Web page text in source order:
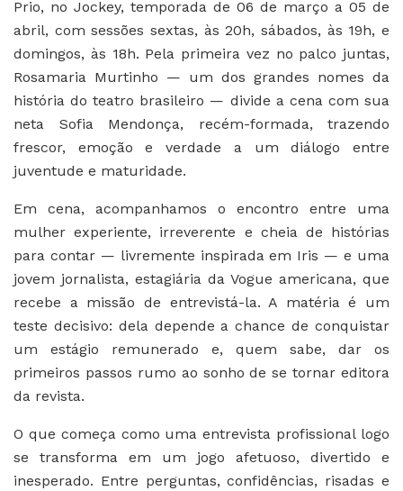
Prio, no Jockey, temporada de 06 de março a 05 de
abril, com sessões sextas, às 20h, sábados, às 19h, e
domingos, às 18h. Pela primeira vez no palco juntas,
Rosamaria Murtinho — um dos grandes nomes da
história do teatro brasileiro — divide a cena com sua
neta Sofia Mendonça, recém-formada, trazendo
frescor, emoção e verdade a um diálogo entre
juventude e maturidade.
Em cena, acompanhamos o encontro entre uma
mulher experiente, irreverente e cheia de histórias
para contar — livremente inspirada em Iris — e uma
jovem jornalista, estagiária da Vogue americana, que
recebe a missão de entrevistá-la. A matéria é um
teste decisivo: dela depende a chance de conquistar
um estágio remunerado e, quem sabe, dar os
primeiros passos rumo ao sonho de se tornar editora
da revista.
O que começa como uma entrevista profissional logo
se transforma em um jogo afetuoso, divertido e
inesperado. Entre perguntas, confidências, risadas e